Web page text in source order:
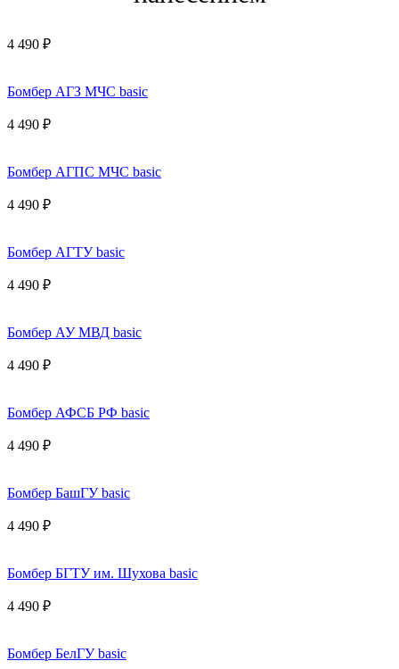
4 490 ₽
Бомбер АГЗ МЧС basic
4 490 ₽
Бомбер АГПС МЧС basic
4 490 ₽
Бомбер АГТУ basic
4 490 ₽
Бомбер АУ МВД basic
4 490 ₽
Бомбер АФСБ РФ basic
4 490 ₽
Бомбер БашГУ basic
4 490 ₽
Бомбер БГТУ им. Шухова basic
4 490 ₽
Бомбер БелГУ basic